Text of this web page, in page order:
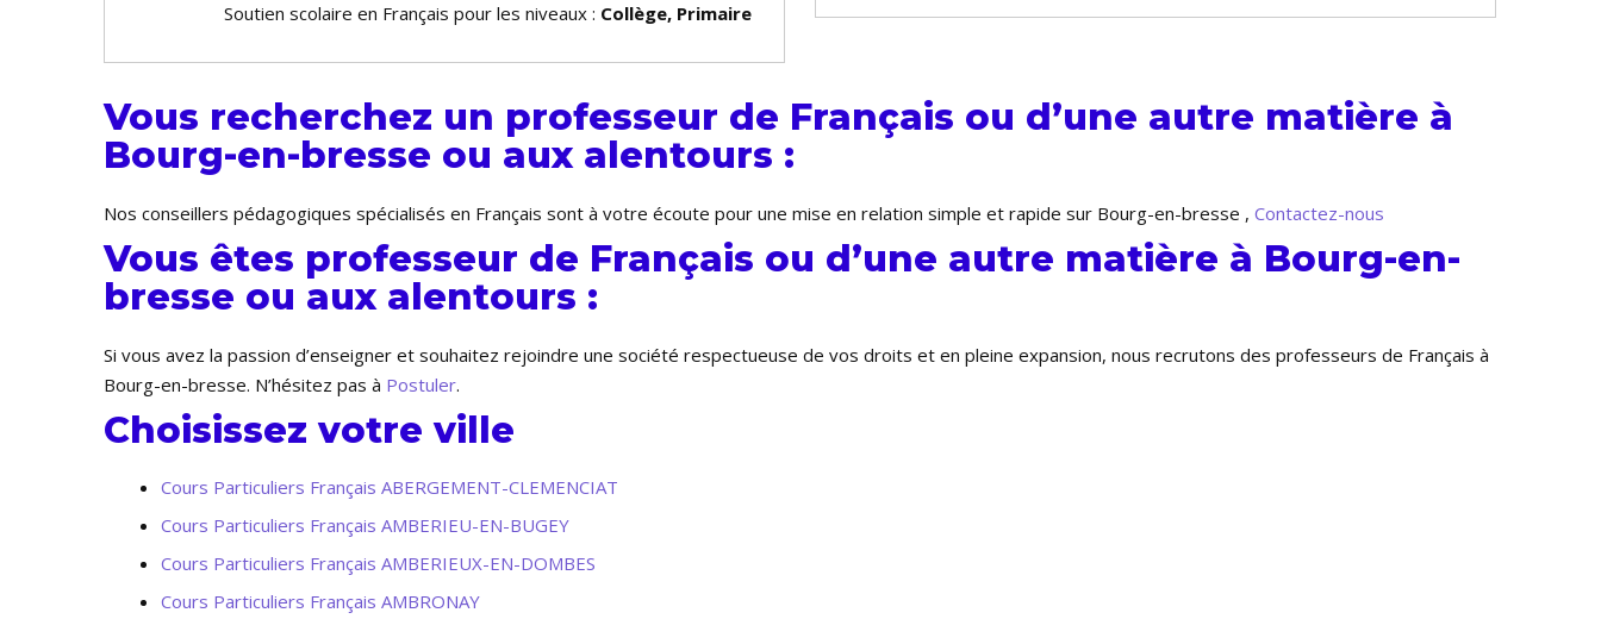
Soutien scolaire en Français pour les niveaux : Collège, Primaire
Vous recherchez un professeur de Français ou d’une autre matière à
Bourg-en-bresse ou aux alentours :
Nos conseillers pédagogiques spécialisés en Français sont à votre écoute pour une mise en relation simple et rapide sur Bourg-en-bresse , Contactez-nous
Vous êtes professeur de Français ou d’une autre matière à Bourg-en-
bresse ou aux alentours :
Si vous avez la passion d’enseigner et souhaitez rejoindre une société respectueuse de vos droits et en pleine expansion, nous recrutons des professeurs de Français à
Bourg-en-bresse. N’hésitez pas à Postuler.
Choisissez votre ville
Cours Particuliers Français ABERGEMENT-CLEMENCIAT
Cours Particuliers Français AMBERIEU-EN-BUGEY
Cours Particuliers Français AMBERIEUX-EN-DOMBES
Cours Particuliers Français AMBRONAY